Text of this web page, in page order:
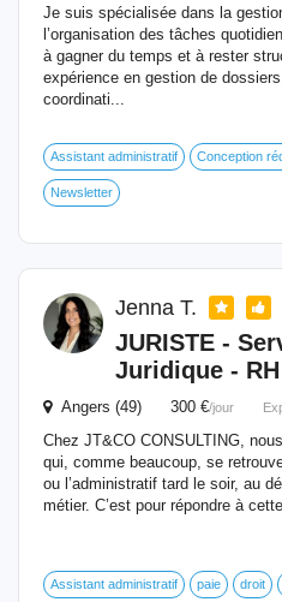
Je suis spécialisée dans la
l’organisation des tâches
à gagner du temps et à rester
expérience en gestion de
coordinati...
Assistant administratif Conception
Newsletter
Jenna T.
JURISTE -
Juridique -
Angers (49) 300 €/jour
Chez JT&CO CONSULTING,
qui, comme beaucoup, se
ou l’administratif tard le soir, au
métier. C’est pour répondre à
Assistant administratif paie droit